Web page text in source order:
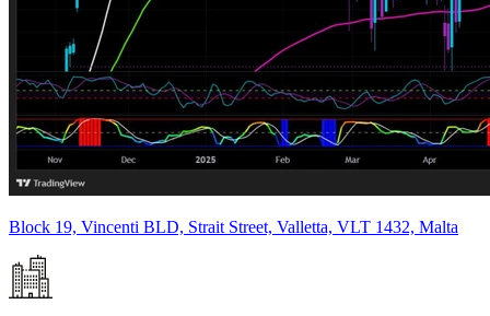
Block 19, Vincenti BLD, Strait Street, Valletta, VLT 1432, Malta